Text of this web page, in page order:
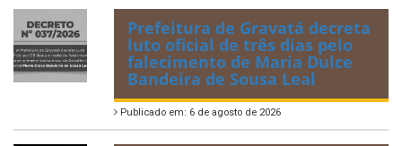
Prefeitura de Gravatá decreta
luto oficial de três dias pelo
falecimento de Maria Dulce
Bandeira de Sousa Leal
Publicado em: 6 de agosto de 2026